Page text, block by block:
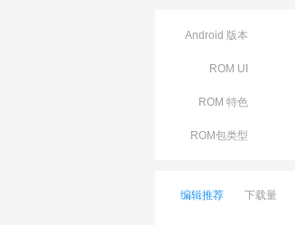
Android 版本
ROM UI
ROM 特色
ROM包类型
编辑推荐 下载量